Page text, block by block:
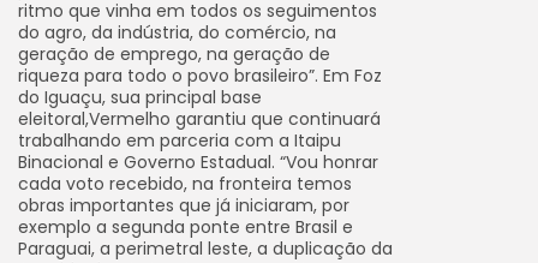
ritmo que vinha em todos os seguimentos
do agro, da indústria, do comércio, na
geração de emprego, na geração de
riqueza para todo o povo brasileiro”. Em Foz
do Iguaçu, sua principal base
eleitoral,Vermelho garantiu que continuará
trabalhando em parceria com a Itaipu
Binacional e Governo Estadual. “Vou honrar
cada voto recebido, na fronteira temos
obras importantes que já iniciaram, por
exemplo a segunda ponte entre Brasil e
Paraguai, a perimetral leste, a duplicação da